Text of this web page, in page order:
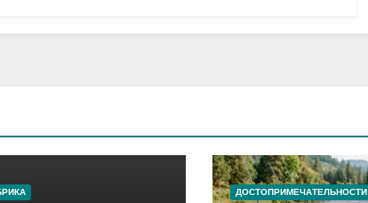
ДОСТОПРИМЕЧАТЕЛЬНОСТИ